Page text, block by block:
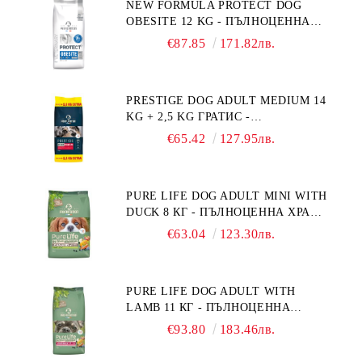
NEW FORMULA PROTECT DOG
OBESITE 12 KG - ПЪЛНОЦЕННА
ДИЕТИЧНА ХРАНА ЗА КУЧЕТА
"РЕГУЛИРАНЕ НА ВНОСА НА
ГЛЮКОЗА (DIABETES MELLITUS)."
€87.85 171.82лв.
PRESTIGE DOG ADULT MEDIUM 14
KG + 2,5 KG ГРАТИС -
ПЪЛНОЦЕННА ХРАНА ЗА
€65.42 127.95лв.
PURE LIFE DOG ADULT MINI WITH
DUCK 8 КГ - ПЪЛНОЦЕННА ХРАНА
ЗА ПОРАСНАЛИ КУЧЕТА ОТ
ГЛУТЕН. ПРОИЗВЕДЕНА ВЪВ
ФРАНЦИЯ.
€63.04 123.30лв.
PURE LIFE DOG ADULT WITH
LAMB 11 КГ - ПЪЛНОЦЕННА
ХРАНА ЗА ПОРАСНАЛИ КУЧЕТА С
€93.80 183.46лв.